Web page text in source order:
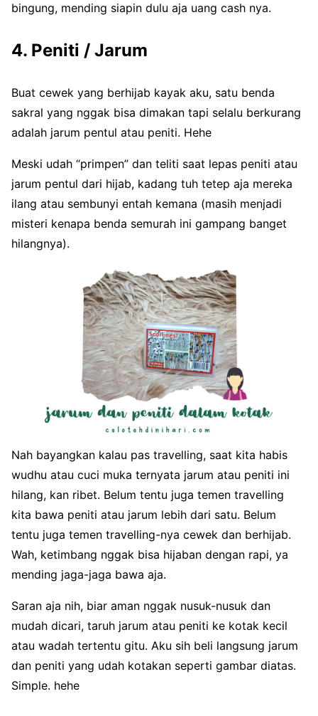
bingung, mending siapin dulu aja uang cash nya.
4. Peniti / Jarum
Buat cewek yang berhijab kayak aku, satu benda
sakral yang nggak bisa dimakan tapi selalu berkurang
adalah jarum pentul atau peniti. Hehe
Meski udah “primpen” dan teliti saat lepas peniti atau
jarum pentul dari hijab, kadang tuh tetep aja mereka
ilang atau sembunyi entah kemana (masih menjadi
misteri kenapa benda semurah ini gampang banget
hilangnya).
Nah bayangkan kalau pas travelling, saat kita habis
wudhu atau cuci muka ternyata jarum atau peniti ini
hilang, kan ribet. Belum tentu juga temen travelling
kita bawa peniti atau jarum lebih dari satu. Belum
tentu juga temen travelling-nya cewek dan berhijab.
Wah, ketimbang nggak bisa hijaban dengan rapi, ya
mending jaga-jaga bawa aja.
Saran aja nih, biar aman nggak nusuk-nusuk dan
mudah dicari, taruh jarum atau peniti ke kotak kecil
atau wadah tertentu gitu. Aku sih beli langsung jarum
dan peniti yang udah kotakan seperti gambar diatas.
Simple. hehe